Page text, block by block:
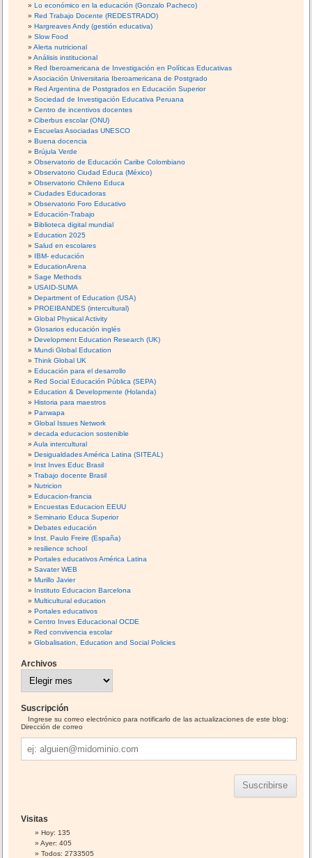
Lo económico en la educación (Gonzalo Pacheco)
Red Trabajo Docente (REDESTRADO)
Hargreaves Andy (gestión educativa)
Slow Food
Alerta nutricional
Análisis institucional
Red Iberoamericana de Investigación en Políticas Educativas
Asociación Universitaria Iberoamericana de Postgrado
Red Argentina de Postgrados en Educación Superior
Sociedad de Investigación Educativa Peruana
Centro de incentivos docentes
Ciberbus escolar (ONU)
Escuelas Asociadas UNESCO
Buena docencia
Brújula Verde
Observatorio de Educación Caribe Colombiano
Observatorio Ciudad Educa (México)
Observatorio Chileno Educa
Ciudades Educadoras
Observatorio Foro Educativo
Educación-Trabajo
Biblioteca digital mundial
Education 2025
Salud en escolares
IBM- educación
EducationArena
Sage Methods
USAID-SUMA
Department of Education (USA)
PROEIBANDES (intercultural)
Global Physical Activity
Glosarios educación inglés
Development Education Research (UK)
Mundi Global Education
Think Global UK
Educación para el desarrollo
Red Social Educación Pública (SEPA)
Education & Developmente (Holanda)
Historia para maestros
Panwapa
Global Issues Network
decada educacion sostenible
Aula intercultural
Desigualdades América Latina (SITEAL)
Inst Inves Educ Brasil
Trabajo docente Brasil
Nutricion
Educacion-francia
Encuestas Educacion EEUU
Seminario Educa Superior
Debates educación
Inst. Paulo Freire (España)
resilience school
Portales educativos América Latina
Savater WEB
Murillo Javier
Instituto Educacion Barcelona
Multicultural education
Portales educativos
Centro Inves Educacional OCDE
Red convivencia escolar
Globalisation, Education and Social Policies
Archivos
h
v
Suscripción
Ingrese su correo electrónico para notificarlo de las actualizaciones de este blog:
Dirección de correo
Dirección
de
correo
Visitas
Hoy: 135
Ayer: 405
Todos: 2733505